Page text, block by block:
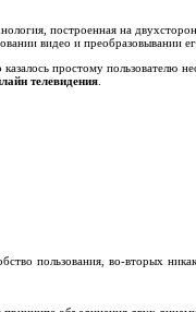
построенная на
видео и преобразовывании
простому пользователю
телевидения.
пользования, во-вторых